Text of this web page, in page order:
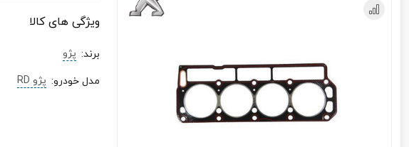
ویژگی های کالا
برند: پژو
مدل خودرو: پژو RD